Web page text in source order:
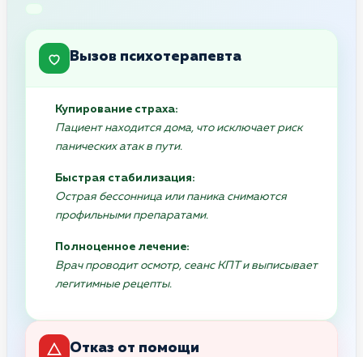
Вызов психотерапевта
Купирование страха:
Пациент находится дома, что исключает риск
панических атак в пути.
Быстрая стабилизация:
Острая бессонница или паника снимаются
профильными препаратами.
Полноценное лечение:
Врач проводит осмотр, сеанс КПТ и выписывает
легитимные рецепты.
Отказ от помощи